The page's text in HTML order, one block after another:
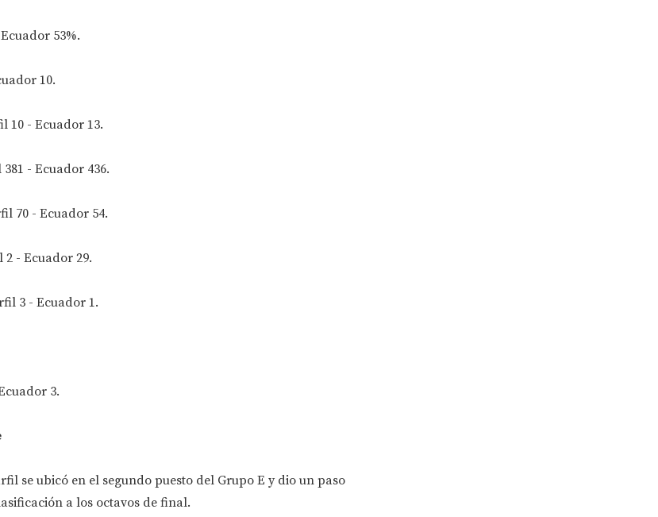
53%.
10.
10 - Ecuador 13.
- Ecuador 436.
70 - Ecuador 54.
2 - Ecuador 29.
3 - Ecuador 1.
3.
se ubicó en el segundo puesto del Grupo E y dio un paso
a los octavos de final.